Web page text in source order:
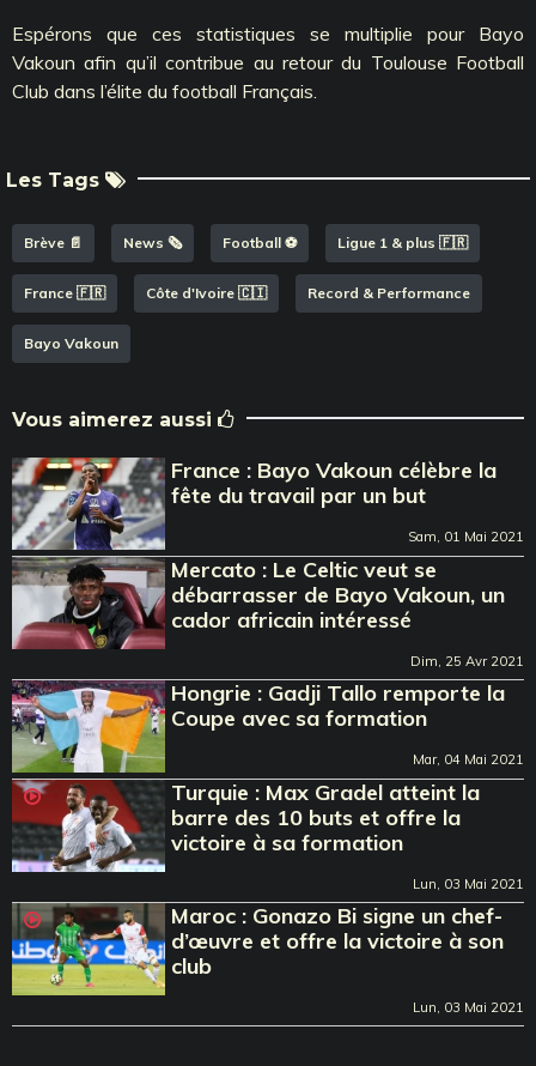
Espérons que ces statistiques se multiplie pour Bayo
Vakoun afin qu’il contribue au retour du Toulouse Football
Club dans l’élite du football Français.
Les Tags
Brève 📄 News 🗞️ Football ⚽️ Ligue 1 & plus 🇫🇷
France 🇫🇷 Côte d'Ivoire 🇨🇮 Record & Performance
Bayo Vakoun
Vous aimerez aussi
France : Bayo Vakoun célèbre la
fête du travail par un but
Sam, 01 Mai 2021
Mercato : Le Celtic veut se
débarrasser de Bayo Vakoun, un
cador africain intéressé
Dim, 25 Avr 2021
Hongrie : Gadji Tallo remporte la
Coupe avec sa formation
Mar, 04 Mai 2021
Turquie : Max Gradel atteint la
barre des 10 buts et offre la
victoire à sa formation
Lun, 03 Mai 2021
Maroc : Gonazo Bi signe un chef-
d’œuvre et offre la victoire à son
club
Lun, 03 Mai 2021